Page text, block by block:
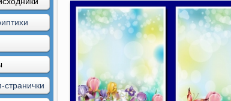
странички